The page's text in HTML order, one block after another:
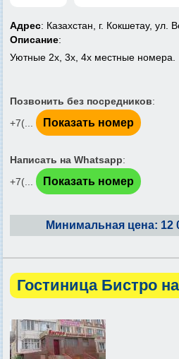
Адрес: Казахстан, г. Кокшетау, ул.
Описание:
Уютные 2х, 3х, 4х местные номера.
Позвонить без посредников:
+7(...
Показать номер
Написать на Whatsapp:
+7(...
Показать номер
Минимальная цена: 12
Гостиница Бистро